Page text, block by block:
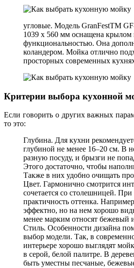
угловые. Модель GranFestТМ
1039 х 560 мм оснащена крылом
функциональностью. Она
коландером. Мойка отлично
просторных современных
Критерии выбора кухонной
Если говорить о других важных
то это:
Глубина. Для кухни
глубиной не менее 16–20 см. В
разную посуду, и брызги не
Этого достаточно, чтобы
Также в них удобно очищать
Цвет. Гармонично смотрится
сочетается со столешницей.
практичность оттенка.
эффектно, но на нем хорошо
менее марким относят бежевый
Стиль. Особенности дизайна
выбор модели. Так, в
интерьере хорошо выглядят
в серой, белой палитре. В
быть уместны песчаные,